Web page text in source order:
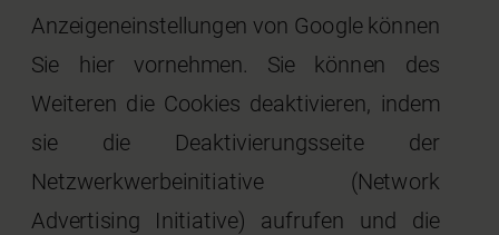
Anzeigeneinstellungen von Google können
Sie hier vornehmen. Sie können des
Weiteren die Cookies deaktivieren, indem
sie die Deaktivierungsseite der
Netzwerkwerbeinitiative (Network
Advertising Initiative) aufrufen und die